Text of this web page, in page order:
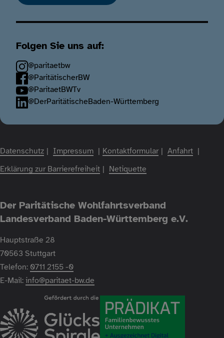
Folgen Sie uns auf:
@paritaetbw
@ParitätischerBW
@ParitaetBWTv
@DerParitätischeBaden-Württemberg
Fußzeile
Datenschutz Impressum Kontaktformular
Anfahrt
Erklärung zur Barrierefreiheit
Netiquette
Der Paritätische Wohlfahrtsverband
Landesverband Baden-Württemberg e.V.
Hauptstraße 28
70563 Stuttgart
Telefon: 0711 2155 -0
E-Mail: info@paritaet-bw.de